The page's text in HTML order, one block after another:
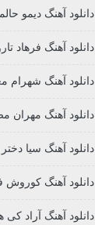
دانلود آهنگ دیمو
دانلود آهنگ فرهاد
دانلود آهنگ شهرام
دانلود آهنگ
دانلود آهنگ سیا
دانلود آهنگ کوروش
دانلود آهنگ آراد کی